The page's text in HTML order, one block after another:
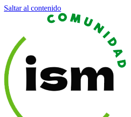
Saltar al contenido